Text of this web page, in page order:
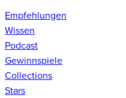
Empfehlungen
Wissen
Podcast
Gewinnspiele
Collections
Stars